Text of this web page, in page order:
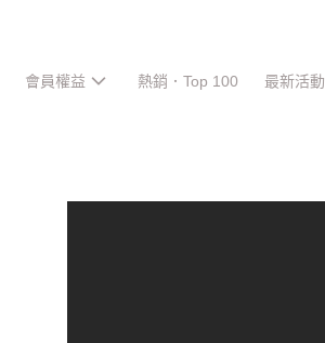
會員權益 熱銷．Top 100 最新活動